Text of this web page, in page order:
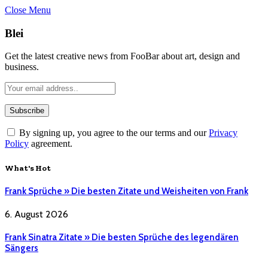
Close Menu
Blei
Get the latest creative news from FooBar about art, design and
business.
By signing up, you agree to the our terms and ourPrivacy
Policy agreement.
What's Hot
Frank Sprüche » Die besten Zitate und Weisheiten von Frank
6. August 2026
Frank Sinatra Zitate » Die besten Sprüche des legendären
Sängers